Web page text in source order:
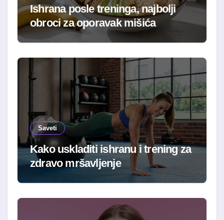
Ishrana posle treninga, najbolji
obroci za oporavak mišića
Saveti
Kako uskladiti ishranu i trening za
zdravo mršavljenje